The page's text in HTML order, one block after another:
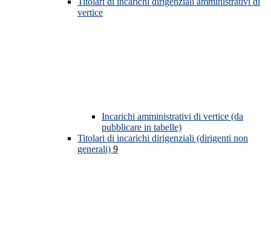
vertice
Incarichi amministrativi di vertice (da
pubblicare in tabelle)
Titolari di incarichi dirigenziali (dirigenti non
generali) 9